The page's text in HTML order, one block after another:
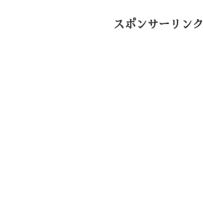
スポンサーリンク